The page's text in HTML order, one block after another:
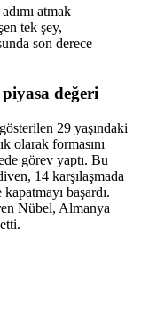
atmak
tek şey,
son derece
değeri
29 yaşındaki
olarak formasını
görev yaptı. Bu
14 karşılaşmada
başardı.
Nübel, Almanya